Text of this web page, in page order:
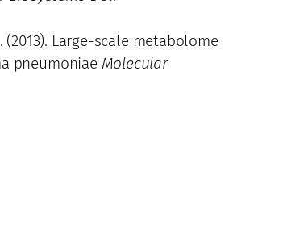
(2013). Large-scale metabolome
pneumoniae Molecular